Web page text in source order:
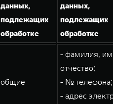
WEY 05
Эстетика нового времени
от 5 699 000 ₽
данных,
подлежащих
обработке
данных,
подлежащих
обработке
общие
- фамилия,
отчество;
- № телефона;
- адрес